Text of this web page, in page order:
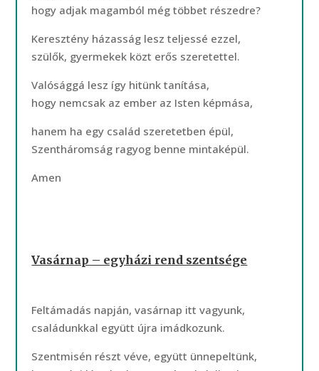
hogy adjak magamból még többet részedre?
Keresztény házasság lesz teljessé ezzel,
szülők, gyermekek közt erős szeretettel.
Valósággá lesz így hitünk tanítása,
hogy nemcsak az ember az Isten képmása,
hanem ha egy család szeretetben épül,
Szentháromság ragyog benne mintaképül.
Amen
Vasárnap – egyházi rend szentsége
Feltámadás napján, vasárnap itt vagyunk,
családunkkal együtt újra imádkozunk.
Szentmisén részt véve, együtt ünnepeltünk,